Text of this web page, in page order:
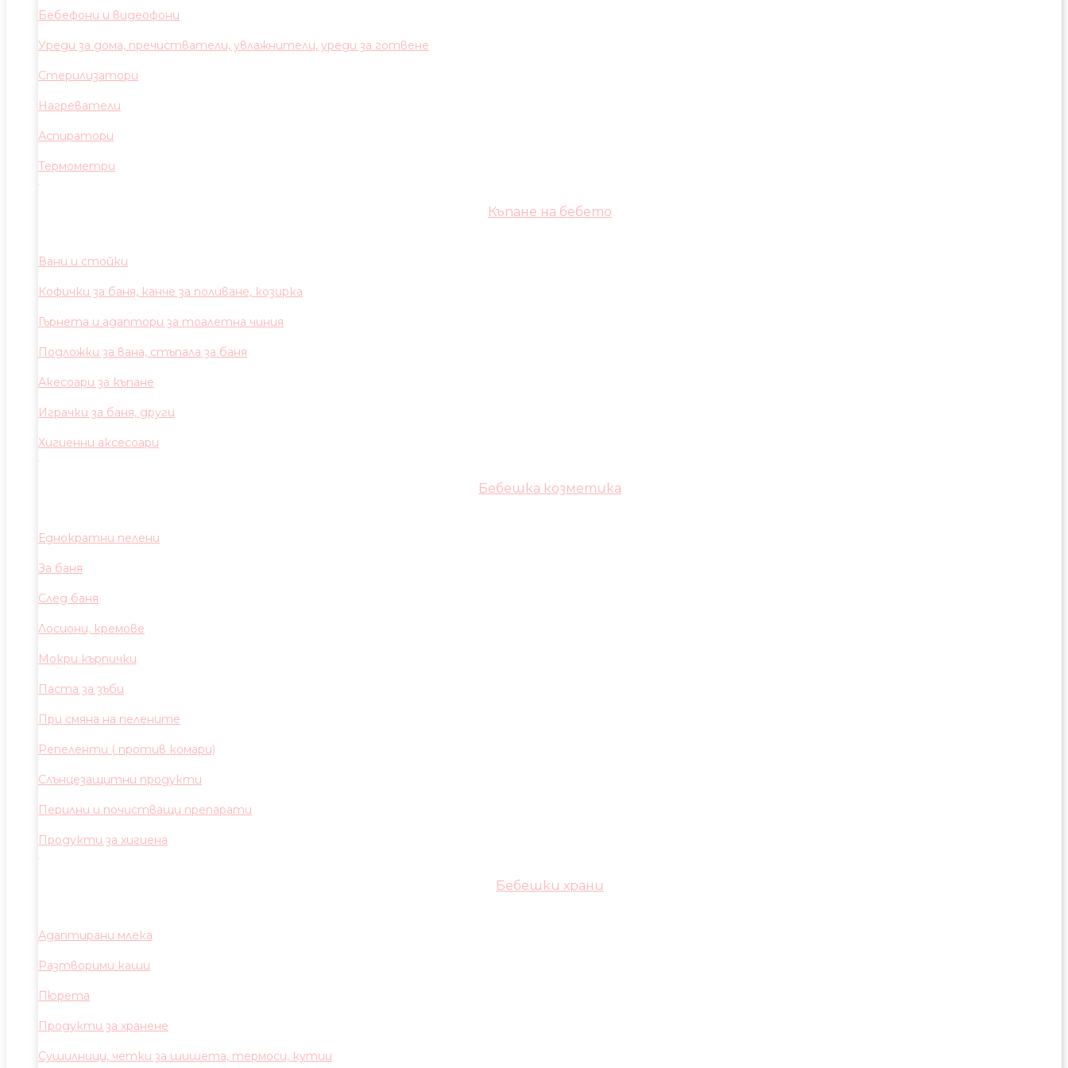
Бебефони и видеофони
Уреди за дома, пречистватели, увлажнители, уреди за готвене
Стерилизатори
Нагреватели
Аспиратори
Термометри
Къпане на бебето
Вани и стойки
Кофички за баня, канче за поливане, козирка
Гърнета и адаптори за тоалетна чиния
Подложки за вана, стъпала за баня
Акесоари за къпане
Играчки за баня, други
Хигиенни аксесоари
Бебешка козметика
Еднократни пелени
За баня
След баня
Лосиони, кремове
Мокри кърпички
Паста за зъби
При смяна на пелените
Репеленти ( против комари)
Слънцезащитни продукти
Перилни и почистващи препарати
Продукти за хигиена
Бебешки храни
Адаптирани млека
Разтворими каши
Пюрета
Продукти за хранене
Сушилници, четки за шишета, термоси, кутии